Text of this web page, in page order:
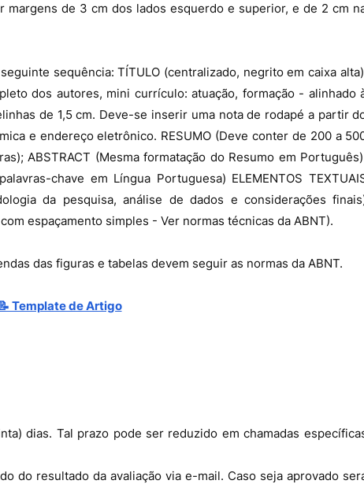
margens de 3 cm dos lados esquerdo e superior, e de 2 cm
sequência: TÍTULO (centralizado, negrito em caixa
dos autores, mini currículo: atuação, formação - alinhado
de 1,5 cm. Deve-se inserir uma nota de rodapé a partir
e endereço eletrônico. RESUMO (Deve conter de 200 a
ABSTRACT (Mesma formatação do Resumo em
chave em Língua Portuguesa) ELEMENTOS
da pesquisa, análise de dados e considerações
espaçamento simples - Ver normas técnicas da ABNT).
das figuras e tabelas devem seguir as normas da ABNT.
Template de Artigo
dias. Tal prazo pode ser reduzido em chamadas
do resultado da avaliação via e-mail. Caso seja aprovado